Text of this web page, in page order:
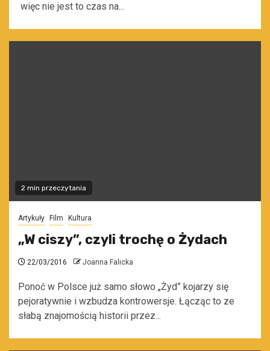
więc nie jest to czas na...
2 min przeczytania
Artykuły Film Kultura
„W ciszy”, czyli trochę o Żydach
22/03/2016 Joanna Falicka
Ponoć w Polsce już samo słowo „Żyd” kojarzy się
pejoratywnie i wzbudza kontrowersje. Łącząc to ze
słabą znajomością historii przez...